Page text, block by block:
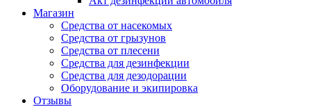
Магазин
Средства от насекомых
Средства от грызунов
Средства от плесени
Средства для дезинфекции
Средства для дезодорации
Оборудование и экипировка
Отзывы